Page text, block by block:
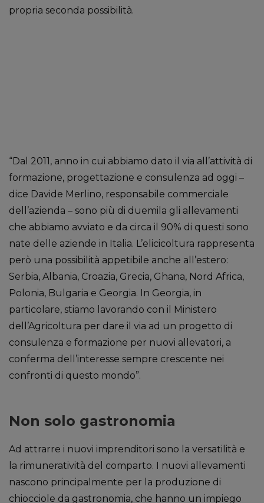
propria seconda possibilità.
“Dal 2011, anno in cui abbiamo dato il via all’attività di
formazione, progettazione e consulenza ad oggi –
dice Davide Merlino, responsabile commerciale
dell’azienda – sono più di duemila gli allevamenti
che abbiamo avviato e da circa il 90% di questi sono
nate delle aziende in Italia. L’elicicoltura rappresenta
però una possibilità appetibile anche all’estero:
Serbia, Albania, Croazia, Grecia, Ghana, Nord Africa,
Polonia, Bulgaria e Georgia. In Georgia, in
particolare, stiamo lavorando con il Ministero
dell’Agricoltura per dare il via ad un progetto di
consulenza e formazione per nuovi allevatori, a
conferma dell’interesse sempre crescente nei
confronti di questo mondo”.
Non solo gastronomia
Ad attrarre i nuovi imprenditori sono la versatilità e
la rimuneratività del comparto. I nuovi allevamenti
nascono principalmente per la produzione di
chiocciole da gastronomia, che hanno un impiego